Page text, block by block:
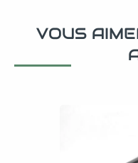
VOUS